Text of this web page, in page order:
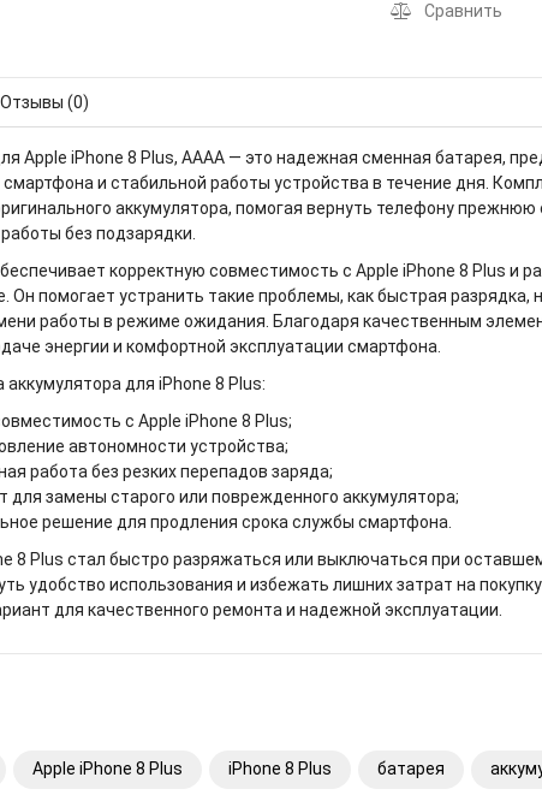
Сравнить
Отзывы (0)
Apple iPhone 8 Plus, AAAA — это надежная сменная батарея,
и стабильной работы устройства в течение дня.
аккумулятора, помогая вернуть телефону прежнюю
без подзарядки.
корректную совместимость с Apple iPhone 8 Plus и
Он помогает устранить такие проблемы, как быстрая
работы в режиме ожидания. Благодаря качественным
энергии и комфортной эксплуатации смартфона.
для iPhone 8 Plus:
с Apple iPhone 8 Plus;
автономности устройства;
работа без резких перепадов заряда;
для замены старого или поврежденного аккумулятора;
решение для продления срока службы смартфона.
8 Plus стал быстро разряжаться или выключаться при
удобство использования и избежать лишних затрат на
для качественного ремонта и надежной эксплуатации.
Apple iPhone 8 Plus iPhone 8 Plus батарея